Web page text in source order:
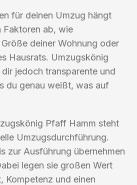
für deinen Umzug hängt
Faktoren ab, wie
deiner Wohnung oder
Hausrats. Umzugskönig
jedoch transparente und
du genau weißt, was auf
Pfaff Hamm steht
Umzugsdurchführung.
zur Ausführung übernehmen
legen sie großen Wert
Kompetenz und einen